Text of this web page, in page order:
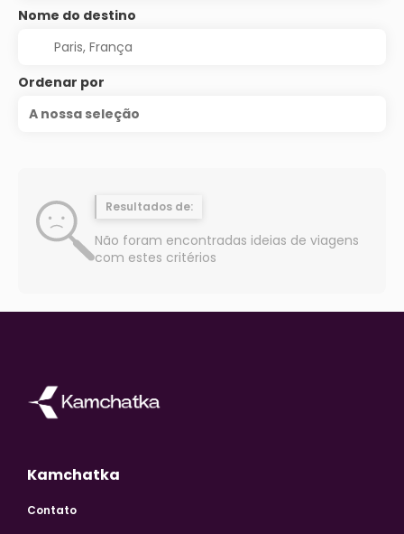
Nome do destino
Ordenar por
A nossa seleção
Resultados de:
Não foram encontradas ideias de viagens
com estes critérios
Kamchatka
Contato